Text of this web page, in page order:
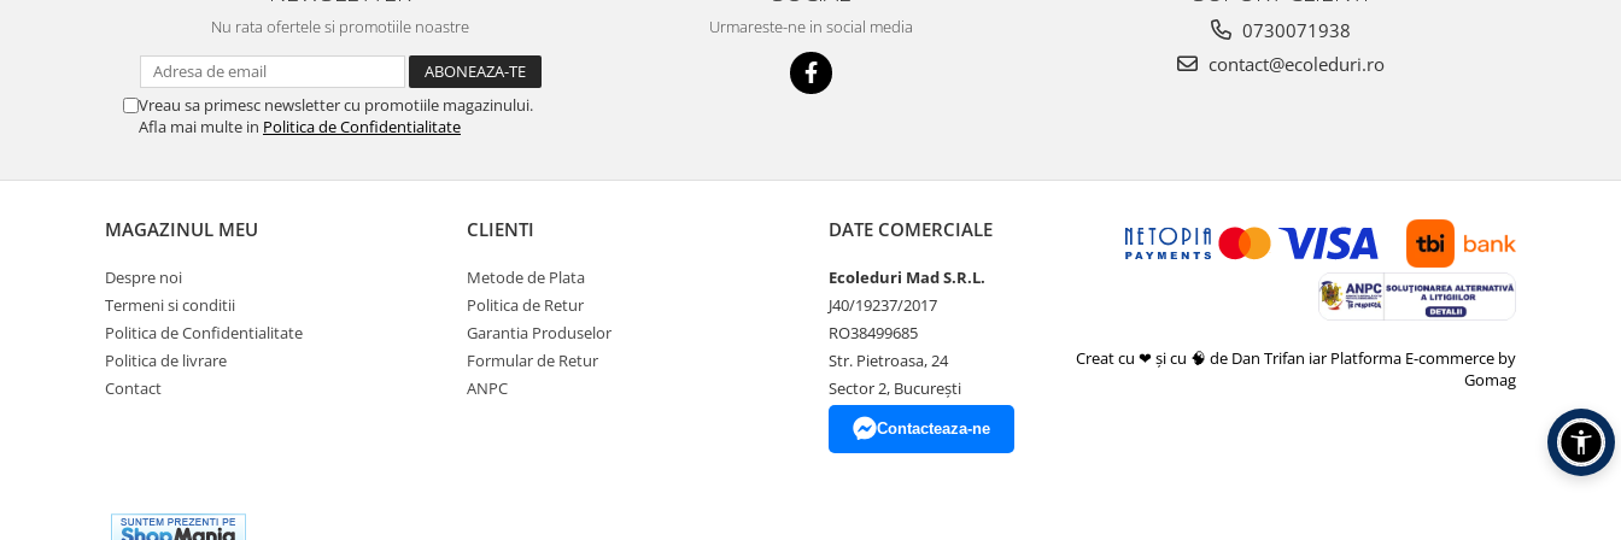
Nu rata ofertele si promotiile noastre
Vreau sa primesc newsletter cu promotiile magazinului.
Afla mai multe in Politica de Confidentialitate
Urmareste-ne in social media
0730071938
contact@ecoleduri.ro
MAGAZINUL MEU
Despre noi
Termeni si conditii
Politica de Confidentialitate
Politica de livrare
Contact
CLIENTI
Metode de Plata
Politica de Retur
Garantia Produselor
Formular de Retur
ANPC
DATE COMERCIALE
Ecoleduri Mad S.R.L.
J40/19237/2017
RO38499685
Str. Pietroasa, 24
Sector 2, București
Contacteaza-ne
Creat cu ❤ și cu 🧠 de Dan Trifan iar Platforma E-commerce by
Gomag